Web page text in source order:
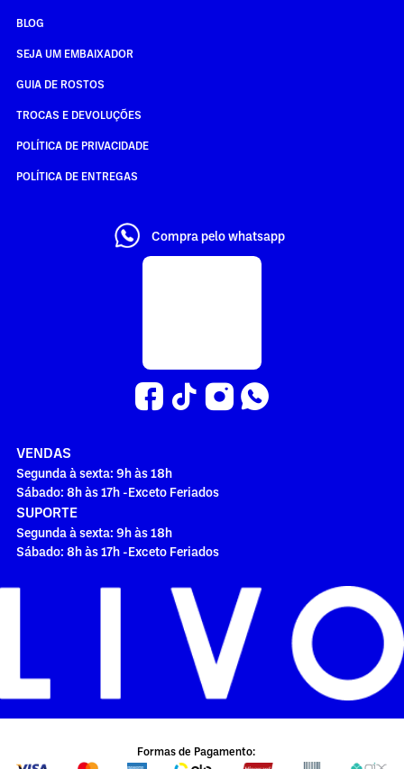
BLOG
SEJA UM EMBAIXADOR
GUIA DE ROSTOS
TROCAS E DEVOLUÇÕES
POLÍTICA DE PRIVACIDADE
POLÍTICA DE ENTREGAS
Compra pelo whatsapp
VENDAS
Segunda à sexta: 9h às 18h
Sábado: 8h às 17h -Exceto Feriados
SUPORTE
Segunda à sexta: 9h às 18h
Sábado: 8h às 17h -Exceto Feriados
Formas de Pagamento: